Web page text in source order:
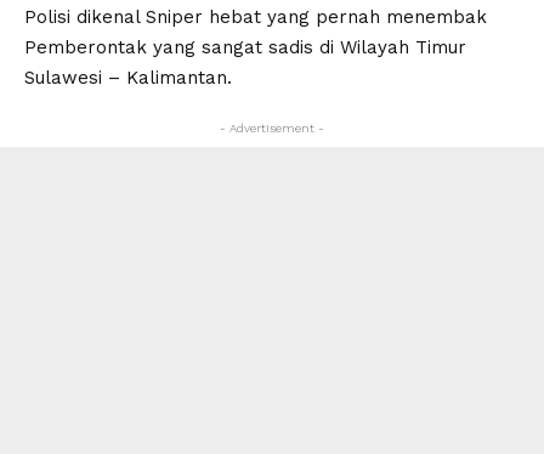
Polisi dikenal Sniper hebat yang pernah menembak
Pemberontak yang sangat sadis di Wilayah Timur
Sulawesi – Kalimantan.
- Advertisement -